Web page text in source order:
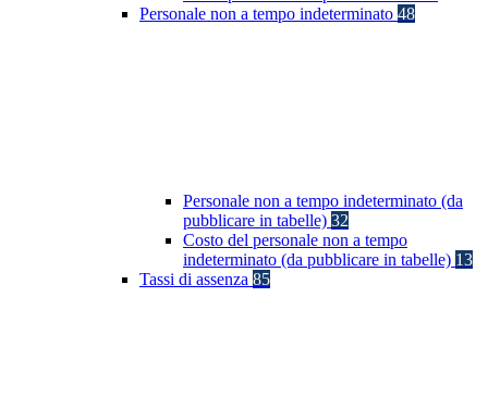
Personale non a tempo indeterminato 48
Personale non a tempo indeterminato (da
pubblicare in tabelle) 32
Costo del personale non a tempo
indeterminato (da pubblicare in tabelle) 13
Tassi di assenza 85